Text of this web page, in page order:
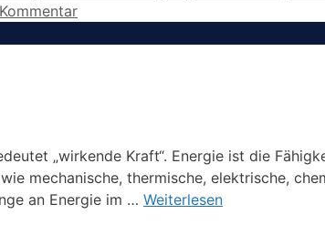
„wirkende Kraft“. Energie ist die
mechanische, thermische, elektrische,
an Energie im … Weiterlesen